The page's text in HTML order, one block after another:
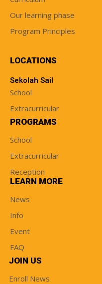
Our learning phase
Program Principles
LOCATIONS
Sekolah Sail
School
Extracurricular
PROGRAMS
School
Extracurricular
Reception
LEARN MORE
News
Info
Event
FAQ
JOIN US
Enroll News